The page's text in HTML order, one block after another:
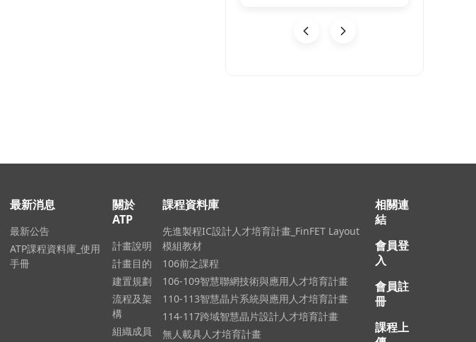
最新消息
最新公告
ATP課程資料庫_使用
手冊
關於
ATP
計畫說明
計畫目的
建置規劃
流程及架
構
組織成員
課程資料庫
先進製程IC設計人才培育計畫_FinFET Layout
模組教材
106前之課程
106-109智慧聯網技術與應用人才培育計畫
110-113智慧晶片系統與應用人才培育計畫
114-117跨域智慧晶片設計人才培育計畫
無人載具人才培育計畫
相關連
結
會員登
入
會員註
冊
課程上